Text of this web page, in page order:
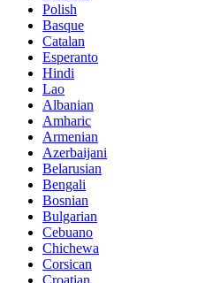
Polish
Basque
Catalan
Esperanto
Hindi
Lao
Albanian
Amharic
Armenian
Azerbaijani
Belarusian
Bengali
Bosnian
Bulgarian
Cebuano
Chichewa
Corsican
Croatian